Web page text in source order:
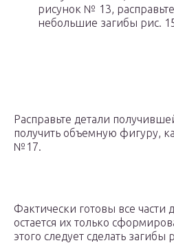
рисунок № 13,
небольшие загибы рис.
Расправьте детали
получить объемную фигуру,
№17.
Фактически готовы все части
остается их только
этого следует сделать загибы